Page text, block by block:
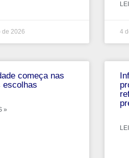
de 2026 4
começa nas
escolhas
»